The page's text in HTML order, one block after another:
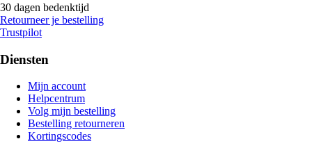
30 dagen bedenktijd
Retourneer je bestelling
Trustpilot
Diensten
Mijn account
Helpcentrum
Volg mijn bestelling
Bestelling retourneren
Kortingscodes